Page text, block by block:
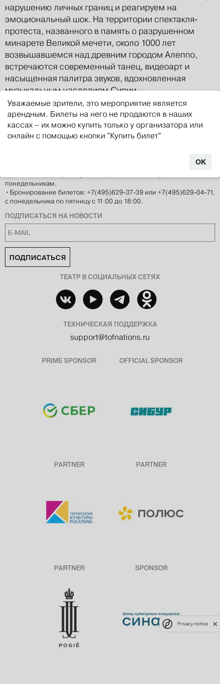
нарушению личных границ и реагируем на
эмоциональный шок. На территории спектакля-
протеста, названного в память о разрушенном
минарете Великой мечети, около 1000 лет
возвышавшемся над древним городом Алеппо,
встречаются современный танец, видеоарт и
насыщенная палитра звуков, вдохновленная
музыкальным наследием Сирии.
КОНТАКТЫ
График работы кассы: касса закрыта до 31 августа. С 1 сентября
понедельникам.
• Бронирование билетов: +7(495)629-37-39 или +7(495)629-04-71,
с понедельника по пятницу с 11:00 до 18:00.
ПОДПИСАТЬСЯ НА НОВОСТИ
ПОДПИСАТЬСЯ
ТЕАТР В СОЦИАЛЬНЫХ СЕТЯХ
ТЕХНИЧЕСКАЯ ПОДДЕРЖКА
support@tofnations.ru
PRIME SPONSOR OFFICIAL SPONSOR
PARTNER PARTNER
PARTNER SPONSOR
Уважаемые зрители, это мероприятие является
арендным. Билеты на него не продаются в наших
кассах – их можно купить только у организатора или
онлайн с помощью кнопки "Купить билет"
OK
Privacy notice